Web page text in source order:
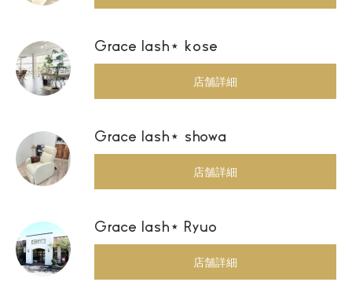
Grace lash⋆ kose
店舗詳細
Grace lash⋆ showa
店舗詳細
Grace lash⋆ Ryuo
店舗詳細